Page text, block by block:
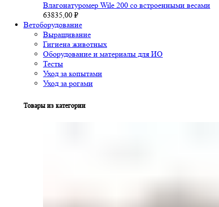
Влагонатуромер Wile 200 со встроенными весами
63835,00 ₽
Ветоборудование
Выращивание
Гигиена животных
Оборудование и материалы для ИО
Тесты
Уход за копытами
Уход за рогами
Товары из категории